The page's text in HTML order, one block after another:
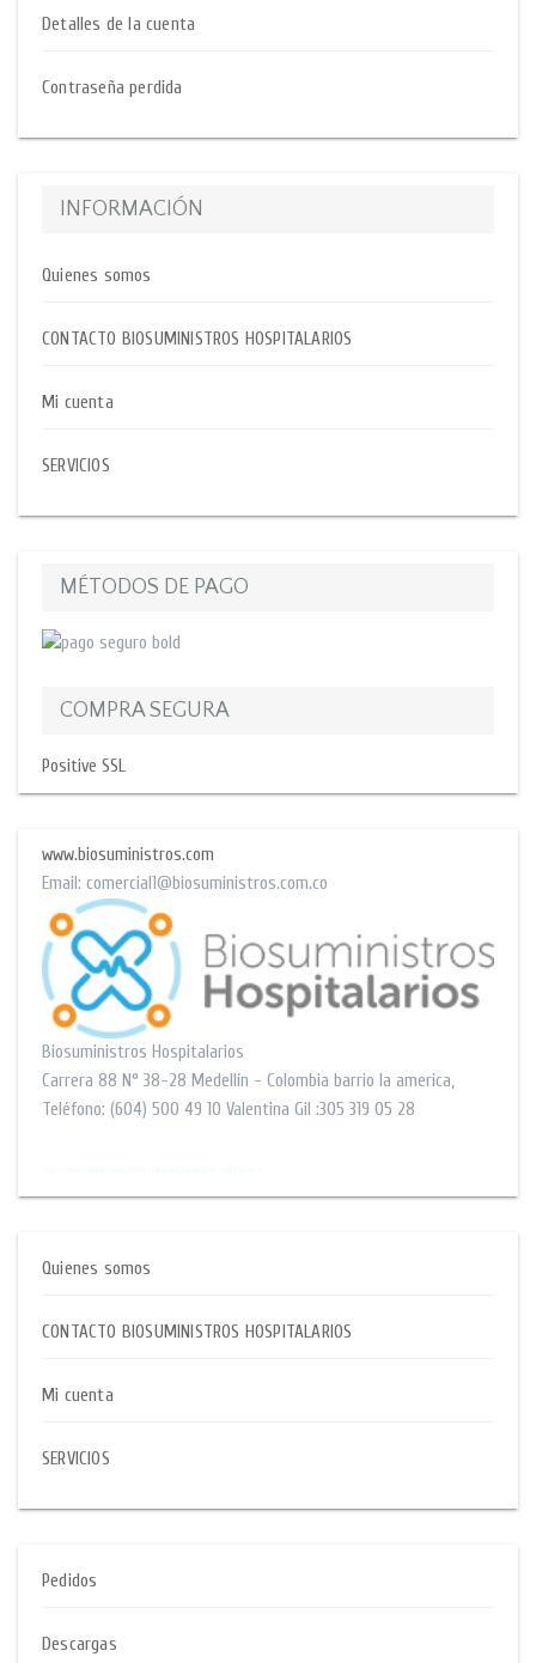
Detalles de la cuenta
Contraseña perdida
INFORMACIÓN
Quienes somos
CONTACTO BIOSUMINISTROS HOSPITALARIOS
Mi cuenta
SERVICIOS
MÉTODOS DE PAGO
COMPRA SEGURA
Positive SSL
www.biosuministros.com
Email: comercial1@biosuministros.com.co
Biosuministros Hospitalarios
Carrera 88 N° 38-28 Medellín - Colombia barrio la america,
Teléfono: (604) 500 49 10 Valentina Gil :305 319 05 28
Quienes somos
CONTACTO BIOSUMINISTROS HOSPITALARIOS
Mi cuenta
SERVICIOS
Pedidos
Descargas